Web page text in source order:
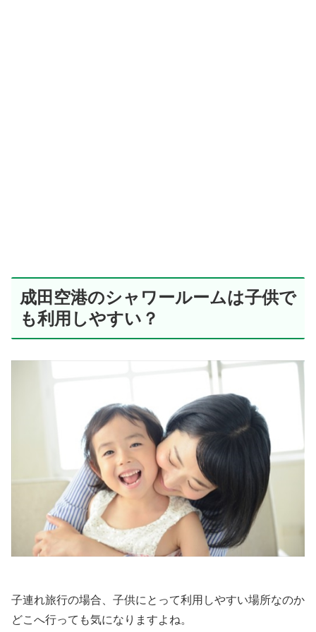
成田空港のシャワールームは子供で
も利用しやすい？
子連れ旅行の場合、子供にとって利用しやすい場所なのか
どこへ行っても気になりますよね。